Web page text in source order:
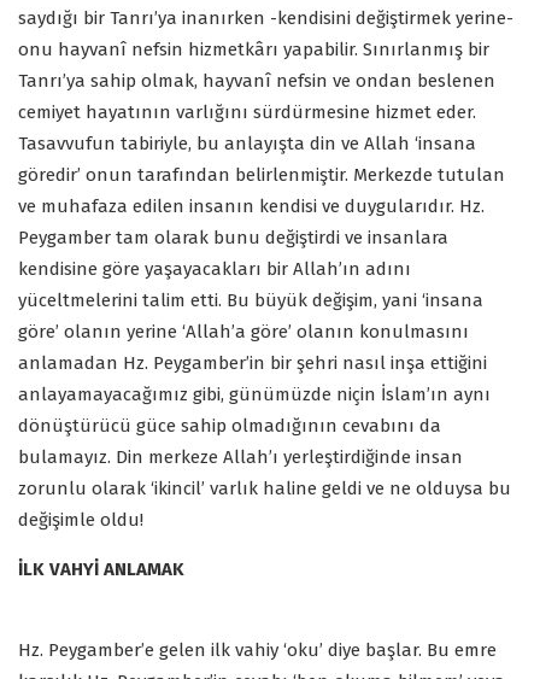
saydığı bir Tanrı’ya inanırken -kendisini değiştirmek yerine-
onu hayvanî nefsin hizmetkârı yapabilir. Sınırlanmış bir
Tanrı’ya sahip olmak, hayvanî nefsin ve ondan beslenen
cemiyet hayatının varlığını sürdürmesine hizmet eder.
Tasavvufun tabiriyle, bu anlayışta din ve Allah ‘insana
göredir’ onun tarafından belirlenmiştir. Merkezde tutulan
ve muhafaza edilen insanın kendisi ve duygularıdır. Hz.
Peygamber tam olarak bunu değiştirdi ve insanlara
kendisine göre yaşayacakları bir Allah’ın adını
yüceltmelerini talim etti. Bu büyük değişim, yani ‘insana
göre’ olanın yerine ‘Allah’a göre’ olanın konulmasını
anlamadan Hz. Peygamber’in bir şehri nasıl inşa ettiğini
anlayamayacağımız gibi, günümüzde niçin İslam’ın aynı
dönüştürücü güce sahip olmadığının cevabını da
bulamayız. Din merkeze Allah’ı yerleştirdiğinde insan
zorunlu olarak ‘ikincil’ varlık haline geldi ve ne olduysa bu
değişimle oldu!
İLK VAHYİ ANLAMAK
Hz. Peygamber’e gelen ilk vahiy ‘oku’ diye başlar. Bu emre